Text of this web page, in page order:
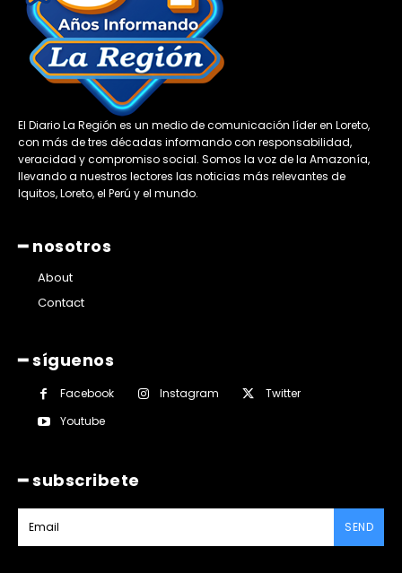
El Diario La Región es un medio de comunicación líder en Loreto,
con más de tres décadas informando con responsabilidad,
veracidad y compromiso social. Somos la voz de la Amazonía,
llevando a nuestros lectores las noticias más relevantes de
Iquitos, Loreto, el Perú y el mundo.
━ nosotros
About
Contact
━ síguenos
Facebook Instagram
Twitter
Youtube
━ subscribete
SEND